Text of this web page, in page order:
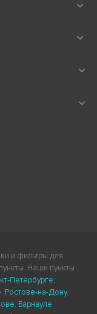
и фильтры для
Наши пункты
Петербурге,
, Ростове-на-Дону,
, Барнауле,